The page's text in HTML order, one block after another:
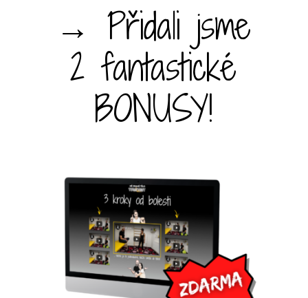
→ Přidali jsme
2 fantastické
BONUSY!